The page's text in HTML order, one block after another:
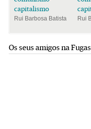
capitalismo
Rui Barbosa Batista Rui
Os seus amigos na Fugas